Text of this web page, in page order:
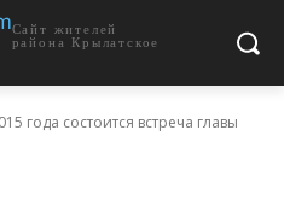
Сайт жителей
района Крылатское
года состоится встреча главы